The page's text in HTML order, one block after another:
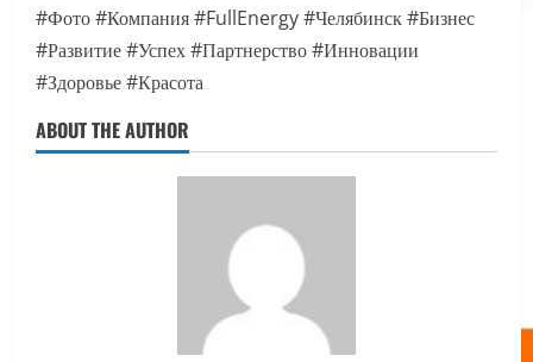
#Фото #Компания #FullEnergy #Челябинск #Бизнес
#Развитие #Успех #Партнерство #Инновации
#Здоровье #Красота
ABOUT THE AUTHOR